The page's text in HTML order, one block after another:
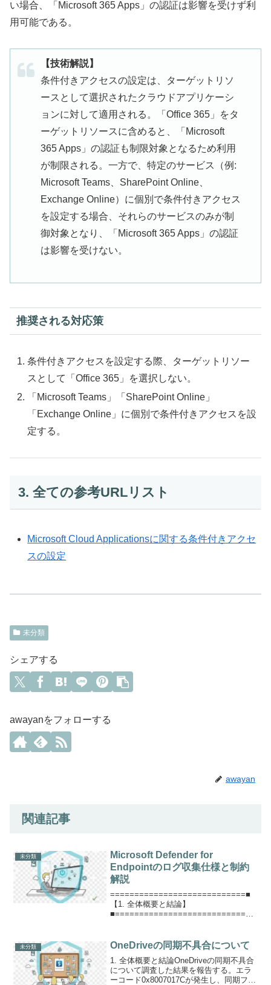
い場合、「Microsoft 365 Apps」の認証は影響を受けず利
用可能である。
【技術解説】
条件付きアクセスの設定は、ターゲットリソ
ースとして選択されたクラウドアプリケーシ
ョンに対して適用される。「Office 365」をタ
ーゲットリソースに含めると、「Microsoft
365 Apps」の認証も制限対象となるため利用
が制限される。一方で、特定のサービス（例:
Microsoft Teams、SharePoint Online、
Exchange Online）に個別で条件付きアクセス
を設定する場合、それらのサービスのみが制
御対象となり、「Microsoft 365 Apps」の認証
は影響を受けない。
推奨される対応策
条件付きアクセスを設定する際、ターゲットリソー
スとして「Office 365」を選択しない。
「Microsoft Teams」「SharePoint Online」
「Exchange Online」に個別で条件付きアクセスを設
定する。
3. 全ての参考URLリスト
Microsoft Cloud Applicationsに関する条件付きアクセ
スの設定
未分類
シェアする
awayanをフォローする
awayan
関連記事
未分類
Microsoft Defender for
Endpointのログ収集仕様と制約
解説
============================■
【1. 全体概要と結論】
■============================M
未分類 OneDriveの同期不具合について
1. 全体概要と結論OneDriveの同期不具合
について調査した結果を報告する。エラ
ーコード0x8007017Cが発生し、同期フォ